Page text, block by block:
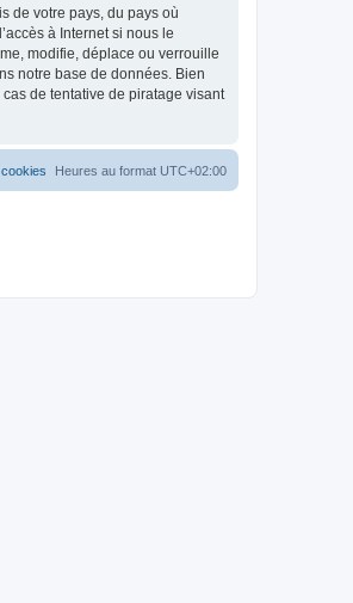
de votre pays, du pays où
à Internet si nous le
modifie, déplace ou verrouille
notre base de données. Bien
de tentative de piratage visant
Heures au format UTC+02:00